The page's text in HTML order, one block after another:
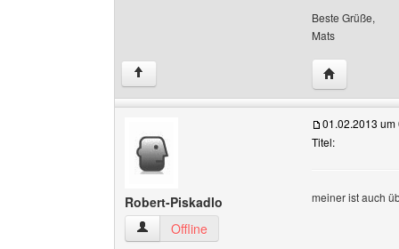
Beste Grüße,
Mats
↑ Website
Robert-Piskadlo
Robert-Piskadlo Benutzer-Profile anzeigen
Offline
01.02.2013 um
Titel:
meiner ist auch